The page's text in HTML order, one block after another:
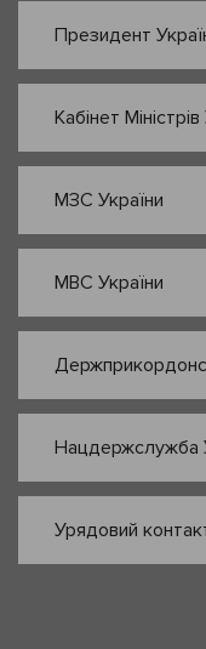
Президент
Кабінет
МЗС України
МВС України
Нацдержслужба
Урядовий